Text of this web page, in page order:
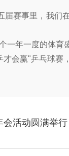
赛事里，我们
年一度的体育
会赢"乒乓球
会活动圆满举